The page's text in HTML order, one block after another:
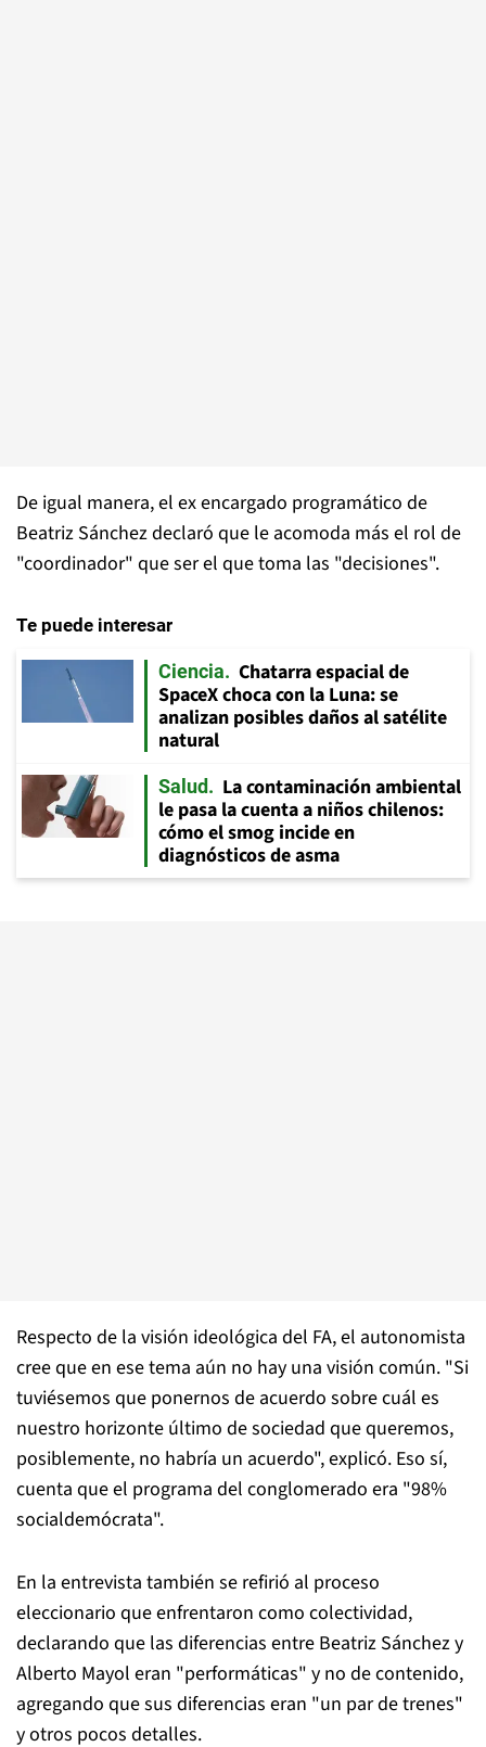
De igual manera, el ex encargado programático de
Beatriz Sánchez declaró que le acomoda más el rol de
"coordinador" que ser el que toma las "decisiones".
Te puede interesar
Ciencia
Chatarra espacial de
SpaceX choca con la Luna: se
analizan posibles daños al satélite
natural
Salud
La contaminación ambiental
le pasa la cuenta a niños chilenos:
cómo el smog incide en
diagnósticos de asma
Respecto de la visión ideológica del FA, el autonomista
cree que en ese tema aún no hay una visión común. "Si
tuviésemos que ponernos de acuerdo sobre cuál es
nuestro horizonte último de sociedad que queremos,
posiblemente, no habría un acuerdo", explicó. Eso sí,
cuenta que el programa del conglomerado era "98%
socialdemócrata".
En la entrevista también se refirió al proceso
eleccionario que enfrentaron como colectividad,
declarando que las diferencias entre Beatriz Sánchez y
Alberto Mayol eran "performáticas" y no de contenido,
agregando que sus diferencias eran "un par de trenes"
y otros pocos detalles.